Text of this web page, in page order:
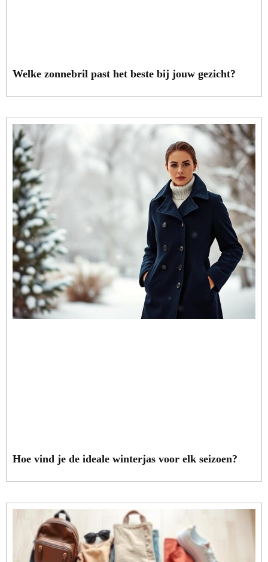
Welke zonnebril past het beste bij jouw gezicht?
Hoe vind je de ideale winterjas voor elk seizoen?